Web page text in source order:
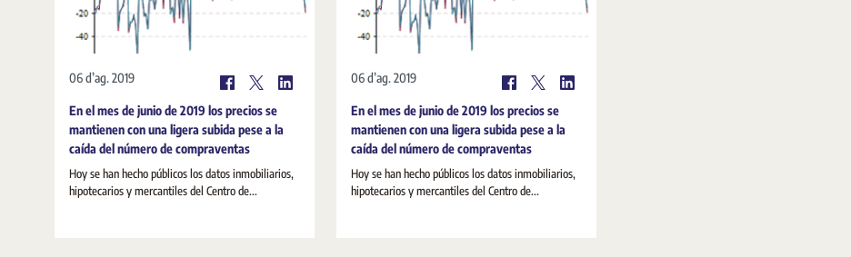
06 d’ag. 2019
En el mes de junio de 2019 los precios se
mantienen con una ligera subida pese a la
caída del número de compraventas
Hoy se han hecho públicos los datos inmobiliarios,
hipotecarios y mercantiles del Centro de...
06 d’ag. 2019
En el mes de junio de 2019 los precios se
mantienen con una ligera subida pese a la
caída del número de compraventas
Hoy se han hecho públicos los datos inmobiliarios,
hipotecarios y mercantiles del Centro de...